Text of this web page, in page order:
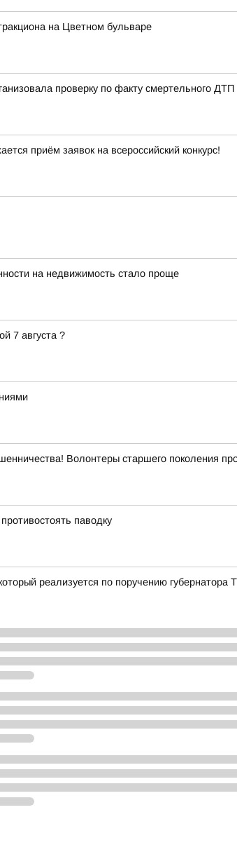
на Цветном бульваре
проверку по факту смертельного ДТП
приём заявок на всероссийский конкурс!
на недвижимость стало проще
7 августа ?
Волонтеры старшего поколения
паводку
реализуется по поручению